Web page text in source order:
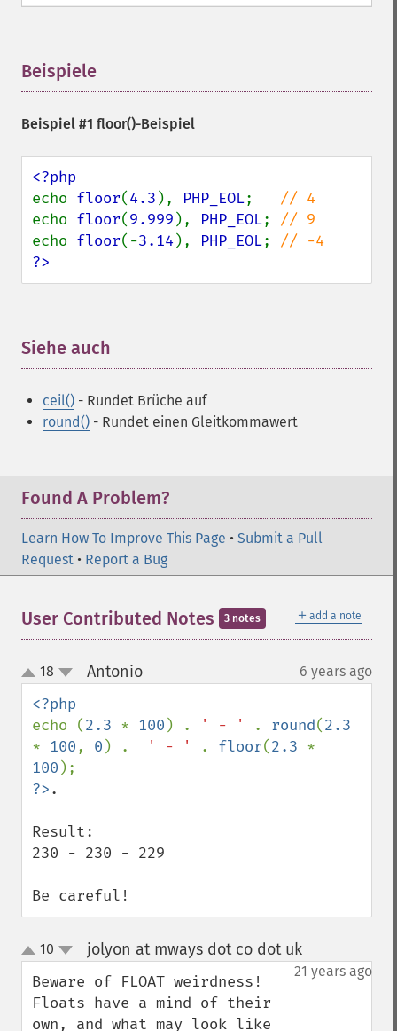
Beispiele
Beispiel #1 floor()-Beispiel
echo floor(4.3 ), PHP_EOL;
echo floor(9.999 ), PHP_EOL;
echo floor(-3.14 ), PHP_EOL;
?>
Siehe auch
ceil() - Rundet Brüche auf
round() - Rundet einen Gleitkommawert
Found A Problem?
Learn How To Improve This Page • Submit a Pull
Request • Report a Bug
＋ add a note
User Contributed Notes 3 notes
up
down
18 Antonio¶ 6 years ago
echo (2.3 * 100 ) . ' - ' . round(
* 100, 0 ) . ' - ' . floor(2.3
100
?>.
Result:
230 - 230 - 229
Be careful!
up
down
10 jolyon at mways dot co dot uk¶
21 years ago
Beware of FLOAT weirdness!
Floats have a mind of their
own, and what may look like